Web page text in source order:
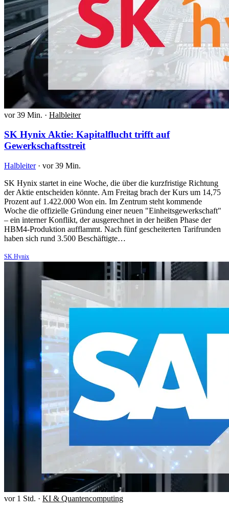
vor 39 Min. · Halbleiter
SK Hynix Aktie: Kapitalflucht trifft auf
Gewerkschaftsstreit
Halbleiter · vor 39 Min.
SK Hynix startet in eine Woche, die über die kurzfristige Richtung
der Aktie entscheiden könnte. Am Freitag brach der Kurs um 14,75
Prozent auf 1.422.000 Won ein. Im Zentrum steht kommende
Woche die offizielle Gründung einer neuen "Einheitsgewerkschaft"
– ein interner Konflikt, der ausgerechnet in der heißen Phase der
HBM4-Produktion aufflammt. Nach fünf gescheiterten Tarifrunden
haben sich rund 3.500 Beschäftigte…
SK Hynix
vor 1 Std. · KI & Quantencomputing